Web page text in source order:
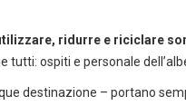
ridurre e riciclare
tutti: ospiti e personale
destinazione – portano